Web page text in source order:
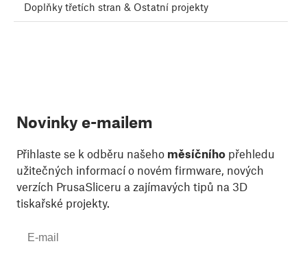
Doplňky třetích stran & Ostatní projekty
Novinky e-mailem
Přihlaste se k odběru našeho měsíčního přehledu
užitečných informací o novém firmware, nových
verzích PrusaSliceru a zajímavých tipů na 3D
tiskařské projekty.